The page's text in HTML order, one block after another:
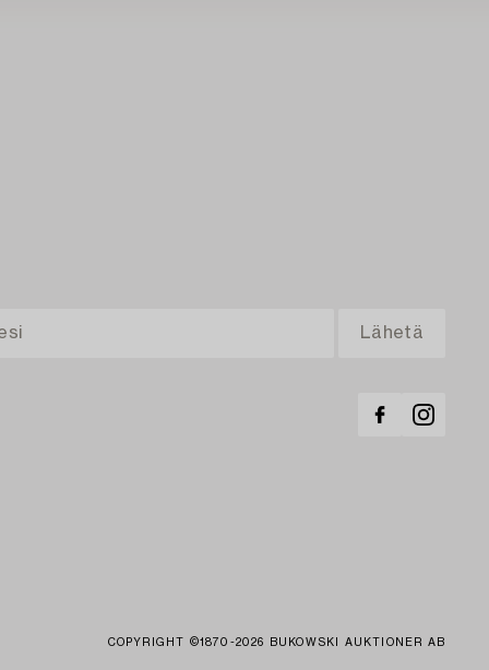
COPYRIGHT ©1870-2026 BUKOWSKI AUKTIONER AB